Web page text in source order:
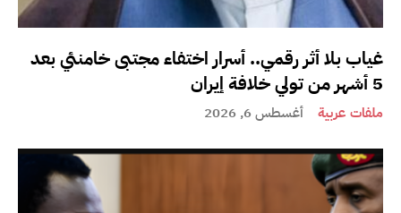
غياب بلا أثر رقمي.. أسرار اختفاء مجتبى خامنئي بعد
5 أشهر من تولي خلافة إيران
ملفات عربية أغسطس 6, 2026